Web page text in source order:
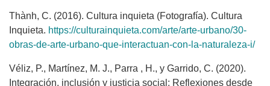
Thành, C. (2016). Cultura inquieta (Fotografía). Cultura
Inquieta. https://culturainquieta.com/arte/arte-urbano/30-
obras-de-arte-urbano-que-interactuan-con-la-naturaleza-i/
Véliz, P., Martínez, M. J., Parra , H., y Garrido, C. (2020).
Integración, inclusión y justicia social: Reflexiones desde